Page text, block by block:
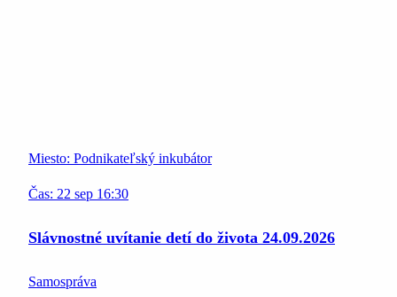
Miesto: Podnikateľský inkubátor
Čas: 22 sep 16:30
Slávnostné uvítanie detí do života 24.09.2026
Samospráva